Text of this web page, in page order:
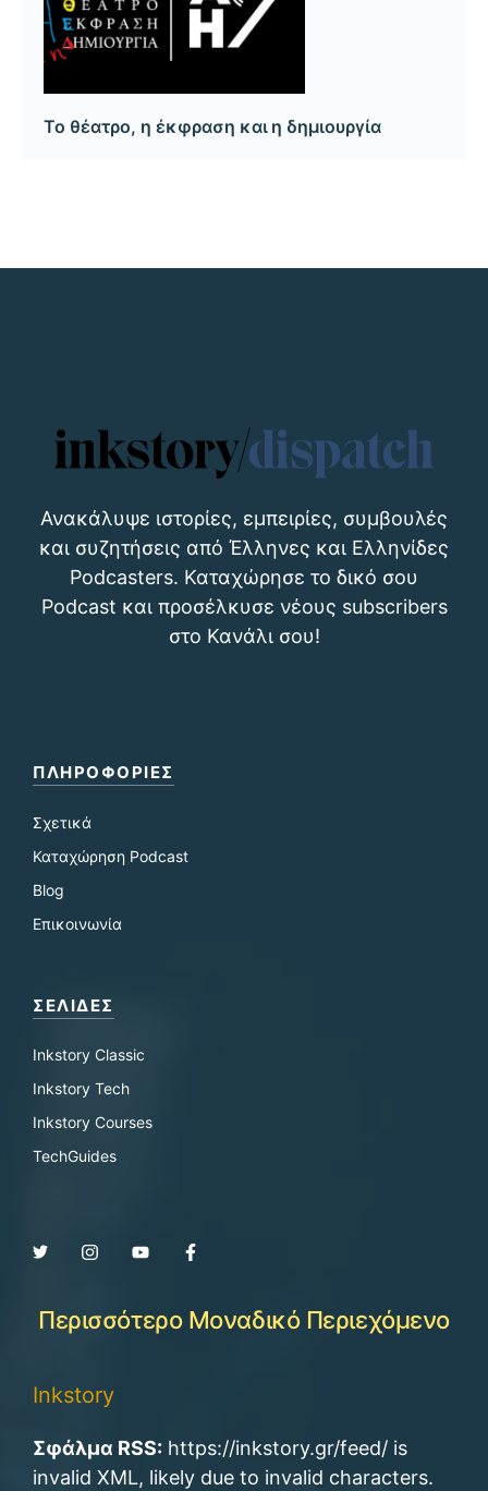
Το θέατρο, η έκφραση και η δημιουργία
Ανακάλυψε ιστορίες, εμπειρίες, συμβουλές
και συζητήσεις από Έλληνες και Ελληνίδες
Podcasters. Καταχώρησε το δικό σου
Podcast και προσέλκυσε νέους subscribers
στο Κανάλι σου!
ΠΛΗΡΟΦΟΡΙΕΣ
Σχετικά
Καταχώρηση Podcast
Blog
Επικοινωνία
ΣΕΛΙΔΕΣ
Inkstory Classic
Inkstory Tech
Inkstory Courses
TechGuides
Περισσότερο Μοναδικό Περιεχόμενο
Inkstory
Σφάλμα RSS: https://inkstory.gr/feed/ is
invalid XML, likely due to invalid characters.